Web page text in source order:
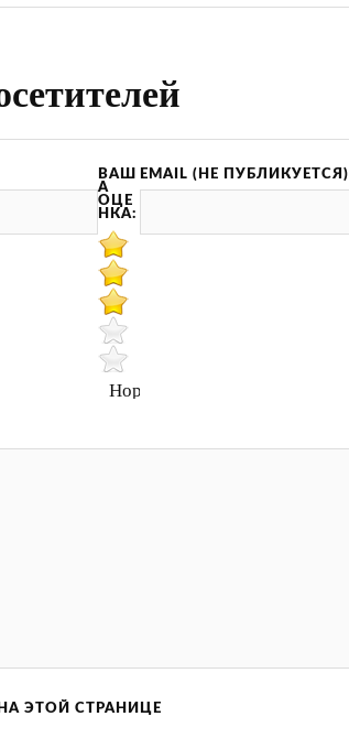
EMAIL (НЕ ПУБЛИКУЕТСЯ)
ВАШ
А
ОЦЕ
НКА:
Нормально
ЭТОЙ СТРАНИЦЕ